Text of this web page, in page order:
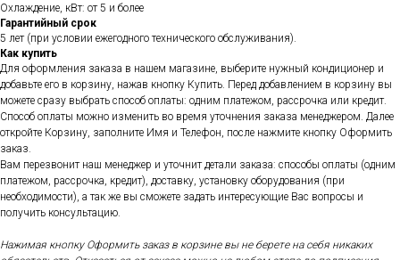
Охлаждение, кВт: от 5 и более
Гарантийный срок
5 лет (при условии ежегодного технического обслуживания).
Как купить
Для оформления заказа в нашем магазине, выберите нужный кондиционер и
добавьте его в корзину, нажав кнопку Купить. Перед добавлением в корзину вы
можете сразу выбрать способ оплаты: одним платежом, рассрочка или кредит.
Способ оплаты можно изменить во время уточнения заказа менеджером. Далее
откройте Корзину, заполните Имя и Телефон, после нажмите кнопку Оформить
заказ.
Вам перезвонит наш менеджер и уточнит детали заказа: способы оплаты (одним
платежом, рассрочка, кредит), доставку, установку оборудования (при
необходимости), а так же вы сможете задать интересующие Вас вопросы и
получить консультацию.
Нажимая кнопку Оформить заказ в корзине вы не берете на себя никаких